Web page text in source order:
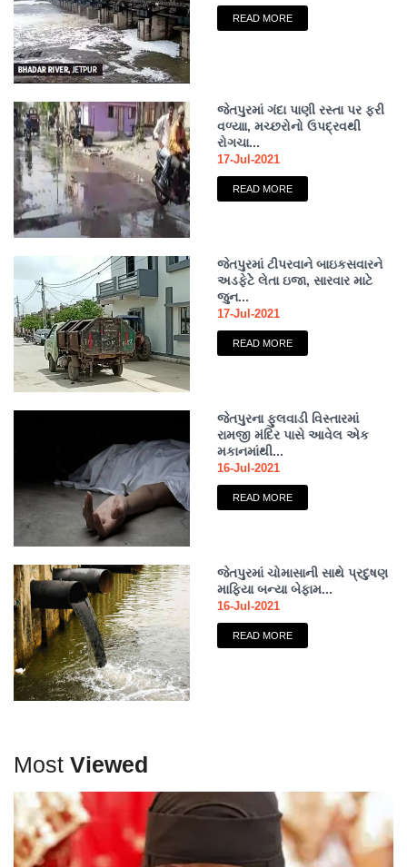
READ MORE
જેતપુરમાં ગંદા પાણી રસ્તા પર ફરી
વળ્યાા, મચ્છરોનો ઉપદ્રવથી
રોગચા...
17-Jul-2021
READ MORE
જેતપુરમાં ટીપરવાને બાઇકસવારને
અડફેટેે લેતા ઇજા, સારવાર માટે
જુન...
17-Jul-2021
READ MORE
જેતપુરના ફુલવાડી વિસ્તારમાં
રામજી મંદિર પાસે આવેલ એક
મકાનમાંથી...
16-Jul-2021
READ MORE
જેતપુરમાં ચોમાસાની સાથે પ્રદુષણ
માફિયા બન્યા બેફામ...
16-Jul-2021
READ MORE
Most Viewed